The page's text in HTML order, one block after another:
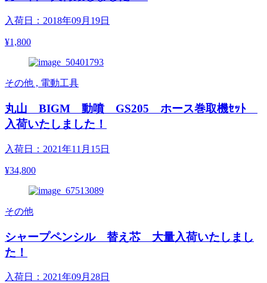
入荷日：2018年09月19日
¥1,800
その他 , 電動工具
丸山 BIGM 動噴 GS205 ホース巻取機ｾｯﾄ
入荷いたしました！
入荷日：2021年11月15日
¥34,800
その他
シャープペンシル 替え芯 大量入荷いたしまし
た！
入荷日：2021年09月28日